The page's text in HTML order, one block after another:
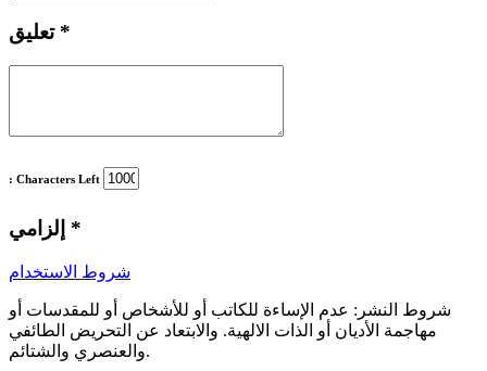
تعليق *
: Characters Left
*
شروط الاستخدام
شروط النشر: عدم الإساءة للكاتب أو للأشخاص أو للمقدسات أو
مهاجمة الأديان أو الذات الالهية. والابتعاد عن التحريض الطائفي
والعنصري والشتائم.